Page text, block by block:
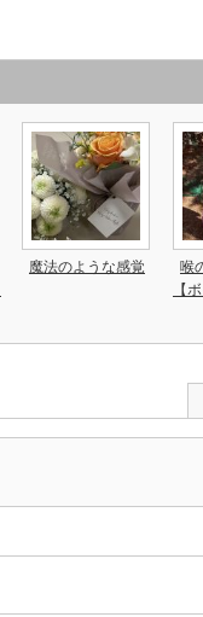
魔法のような感覚
喉
【